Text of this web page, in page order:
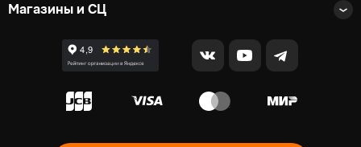
Магазины и СЦ